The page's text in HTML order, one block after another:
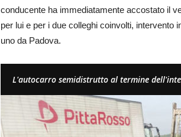
conducente ha immediatamente accostato il
per lui e per i due colleghi coinvolti,
uno da Padova.
L'autocarro semidistrutto al termine